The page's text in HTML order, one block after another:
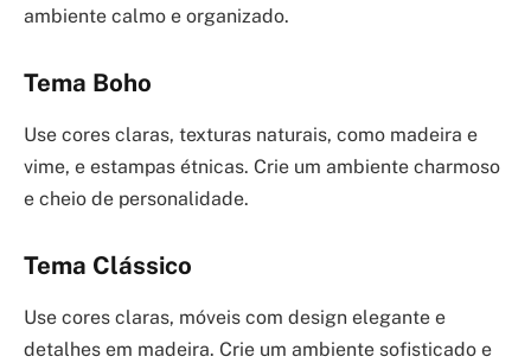
ambiente calmo e organizado.
Tema Boho
Use cores claras, texturas naturais, como madeira e
vime, e estampas étnicas. Crie um ambiente charmoso
e cheio de personalidade.
Tema Clássico
Use cores claras, móveis com design elegante e
detalhes em madeira. Crie um ambiente sofisticado e